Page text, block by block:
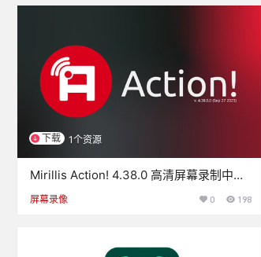
下载 1个资源
Mirillis Action! 4.38.0 高清屏幕录制中文
绿色免装版
屏幕录像 0 198